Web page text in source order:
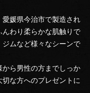
媛県今治市で製造され
わり柔らかな肌触りで
ムなど様々なシーンで
ら男性の方までしっか
な方へのプレゼントに